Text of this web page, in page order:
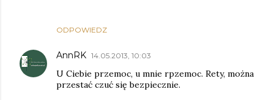
ODPOWIEDZ
AnnRK 14.05.2013, 10:03
U Ciebie przemoc, u mnie rpzemoc. Rety, można
przestać czuć się bezpiecznie.